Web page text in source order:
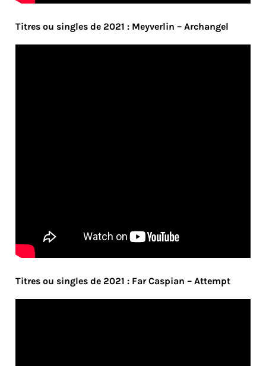
Titres ou singles de 2021 : Meyverlin – Archangel
Titres ou singles de 2021 : Far Caspian – Attempt